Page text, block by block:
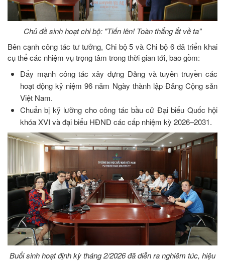
Chủ đề sinh hoạt chi bộ: "Tiến lên! Toàn thắng ắt về ta"
Bên cạnh công tác tư tưởng, Chi bộ 5 và Chi bộ 6 đã triển khai
cụ thể các nhiệm vụ trọng tâm trong thời gian tới, bao gồm:
Đẩy mạnh công tác xây dựng Đảng và tuyên truyền các
hoạt động kỷ niệm 96 năm Ngày thành lập Đảng Cộng sản
Việt Nam.
Chuẩn bị kỹ lưỡng cho công tác bầu cử Đại biểu Quốc hội
khóa XVI và đại biểu HĐND các cấp nhiệm kỳ 2026–2031.
Buổi sinh hoạt định kỳ tháng 2/2026 đã diễn ra nghiêm túc, hiệu